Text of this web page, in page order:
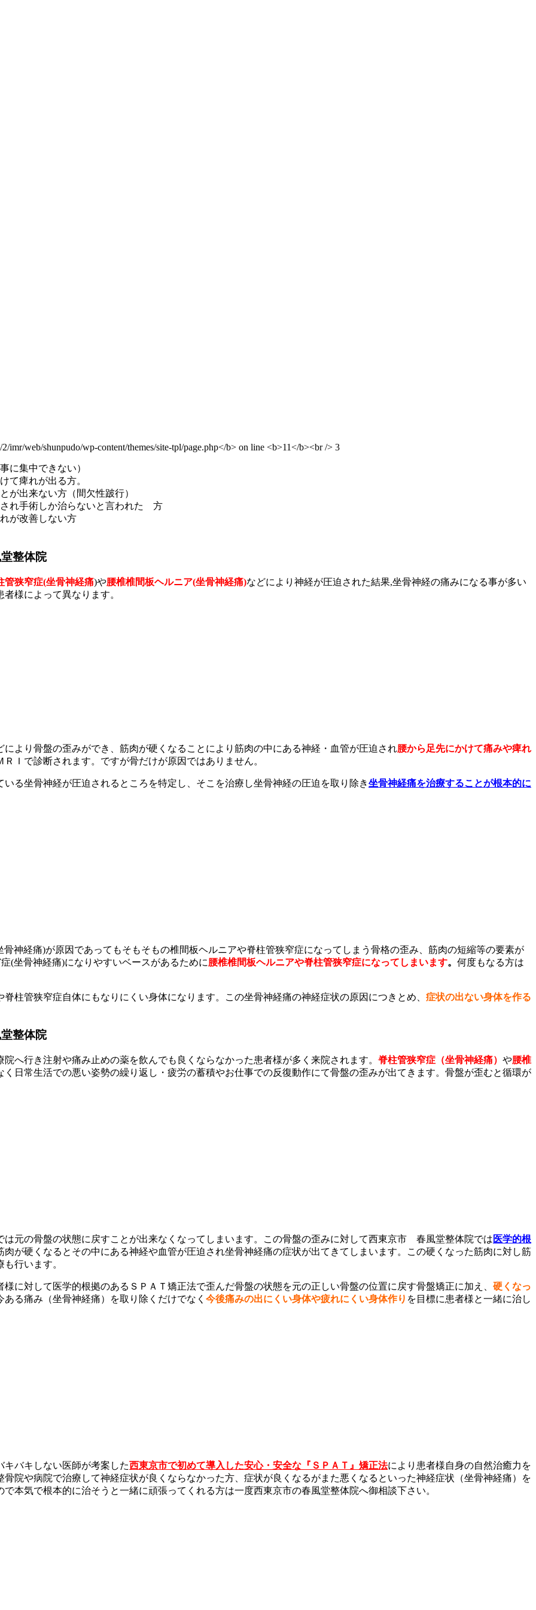
に集中できない）
て痺れが出る方。
が出来ない方（間欠性跛行）
れ手術しか治らないと言われた 方
が改善しない方
整体院
管狭窄症(坐骨神経痛)や腰椎椎間板ヘルニア(坐骨神経痛)などにより神経が圧迫された結果,坐骨神経の痛みになる事が多い
様によって異なります。
より骨盤の歪みができ、筋肉が硬くなることにより筋肉の中にある神経・血管が圧迫され腰から足先にかけて痛みや痺れ
Ｉで診断されます。ですが骨だけが原因ではありません。
る坐骨神経が圧迫されるところを特定し、そこを治療し坐骨神経の圧迫を取り除き坐骨神経痛を治療することが根本的に
神経痛)が原因であってもそもそもの椎間板ヘルニアや脊柱管狭窄症になってしまう骨格の歪み、筋肉の短縮等の要素が
(坐骨神経痛)になりやすいベースがあるために腰椎椎間板ヘルニアや脊柱管狭窄症になってしまいます。 何度もなる方は
柱管狭窄症自体にもなりにくい身体になります。この坐骨神経痛の神経症状の原因につきとめ、 症状の出ない身体を作る
整体院
へ行き注射や痛み止めの薬を飲んでも良くならなかった患者様が多く来院されます。脊柱管狭窄症（坐骨神経痛） や腰椎
く日常生活での悪い姿勢の繰り返し・疲労の蓄積やお仕事での反復動作にて骨盤の歪みが出てきます。骨盤が歪むと循環が
元の骨盤の状態に戻すことが出来なくなってしまいます。この骨盤の歪みに対して西東京市 春風堂整体院では 医学的根
が硬くなるとその中にある神経や血管が圧迫され坐骨神経痛の症状が出てきてしまいます。この硬くなった筋肉に対し筋
行います。
に対して医学的根拠のあるＳＰＡＴ矯正法で歪んだ骨盤の状態を元の正しい骨盤の位置に戻す骨盤矯正に加え、 硬くなっ
る痛み（坐骨神経痛）を取り除くだけでなく 今後痛みの出にくい身体や疲れにくい身体作り を目標に患者様と一緒に治し
バキしない医師が考案した西東京市で初めて導入した安心・安全な『ＳＰＡＴ』矯正法により患者様自身の自然治癒力を
院や病院で治療して神経症状が良くならなかった方、症状が良くなるがまた悪くなるといった神経症状（坐骨神経痛）を
で本気で根本的に治そうと一緒に頑張ってくれる方は一度西東京市の春風堂整体院へ御相談下さい。